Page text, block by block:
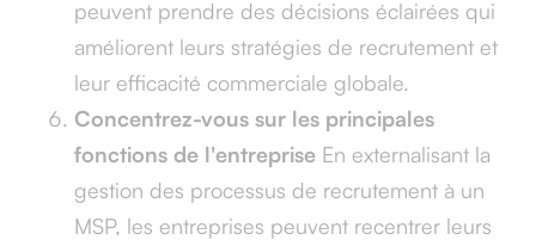
peuvent prendre des décisions éclairées qui
améliorent leurs stratégies de recrutement et
leur efficacité commerciale globale.
Concentrez-vous sur les principales
fonctions de l'entreprise En externalisant la
gestion des processus de recrutement à un
MSP, les entreprises peuvent recentrer leurs